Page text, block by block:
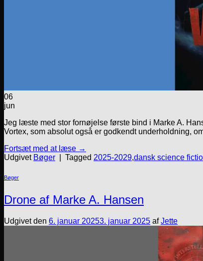
06
jun
Jeg læste med stor fornøjelse første bind i Marke A.
Vortex, som absolut også er godkendt underholdning,
Fortsæt med at læse →
Udgivet Bøger Tagged 2025-2029,dansk science
Bøger
Drone af Marke A. Hansen
Udgivet den 6. januar 20253. januar 2025 afJette